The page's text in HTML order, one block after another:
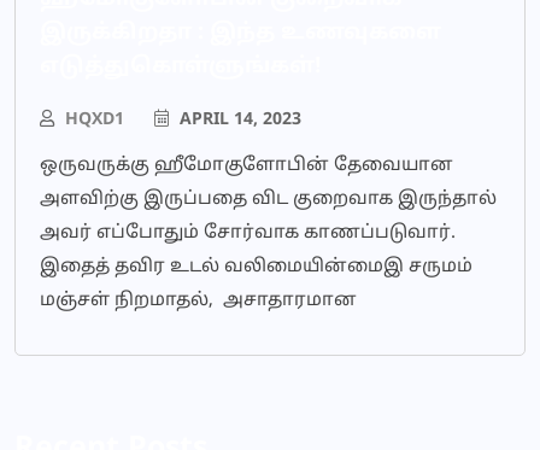
HQXD1 APRIL 14, 2023
ஒருவருக்கு ஹீமோகுளோபின் தேவையான
அளவிற்கு இருப்பதை விட குறைவாக இருந்தால்
அவர் எப்போதும் சோர்வாக காணப்படுவார்.
இதைத் தவிர உடல் வலிமையின்மைஇ சருமம்
மஞ்சள் நிறமாதல், அசாதாரமான